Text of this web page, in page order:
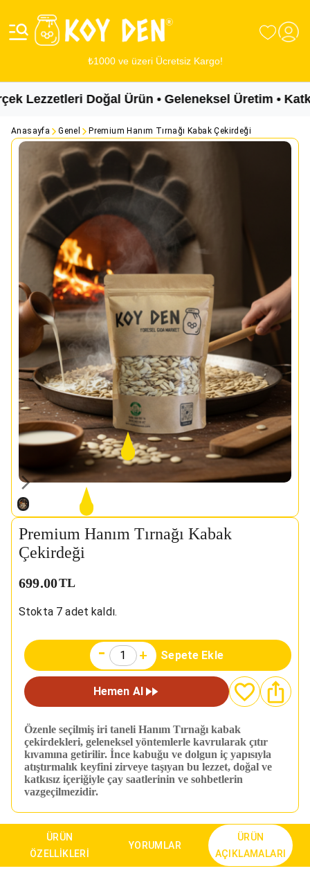
₺1000 ve üzeri Ücretsiz Kargo!
Lezzetleri Doğal Ürün • Geleneksel Üretim •
Anasayfa Genel Premium Hanım Tırnağı Kabak Çekirdeği
Premium Hanım Tırnağı Kabak
Çekirdeği
699.00TL
Stokta 7 adet kaldı.
- + Sepete Ekle
Hemen Al
Özenle seçilmiş iri taneli Hanım Tırnağı kabak
çekirdekleri, geleneksel yöntemlerle kavrularak çıtır
kıvamına getirilir. İnce kabuğu ve dolgun iç yapısıyla
atıştırmalık keyfini zirveye taşıyan bu lezzet, doğal ve
katkısız içeriğiyle çay saatlerinin ve sohbetlerin
vazgeçilmezidir.
ÜRÜN
ÖZELLIKLERI
YORUMLAR
ÜRÜN
AÇIKLAMALARI